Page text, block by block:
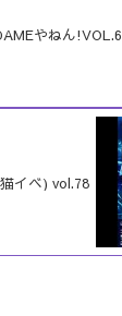
やねん!VOL.6
イベ) vol.78